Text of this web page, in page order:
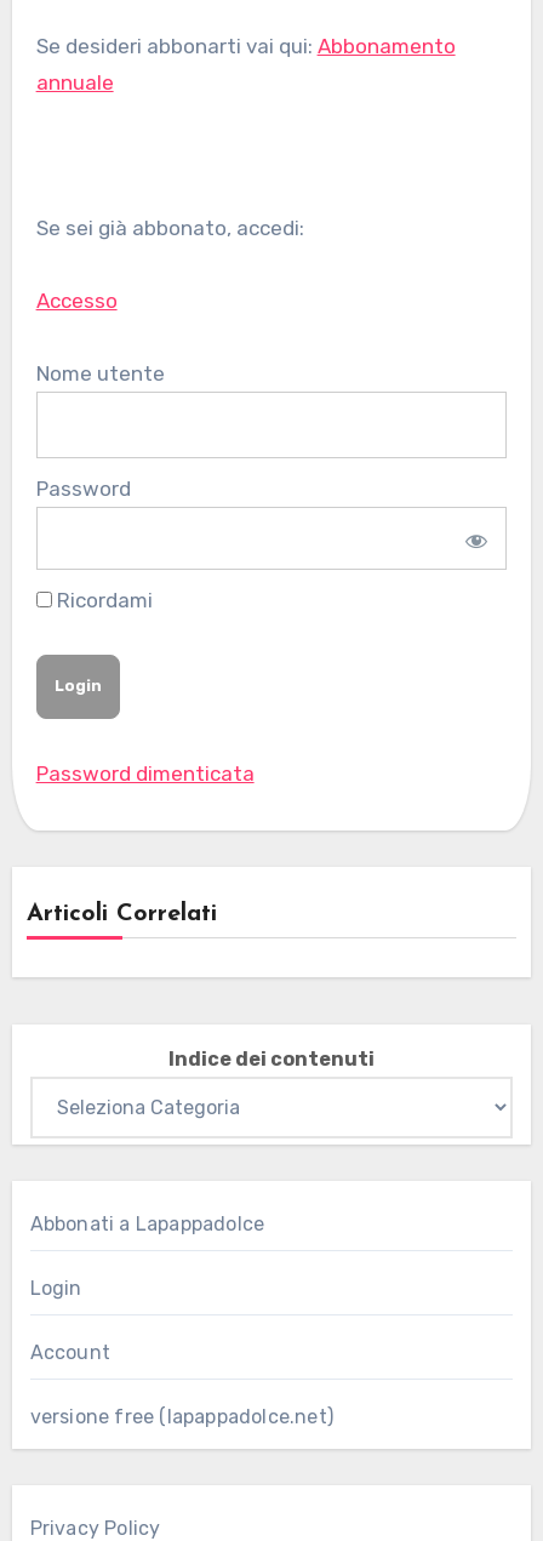
Se desideri abbonarti vai qui: Abbonamento
annuale
Se sei già abbonato, accedi:
Accesso
Nome utente
Password
Ricordami
Password dimenticata
Articoli Correlati
Indice dei contenuti
Abbonati a Lapappadolce
Login
Account
versione free (lapappadolce.net)
Privacy Policy